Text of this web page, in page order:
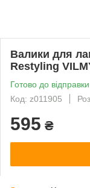
Валики для
Restyling
Готово до відправки
Код: z011905
595 ₴